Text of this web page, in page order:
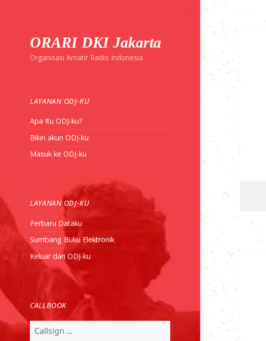
ORARI DKI Jakarta
Organisasi Amatir Radio Indonesia
LAYANAN ODJ-KU
Apa Itu ODJ-ku?
Bikin akun ODJ-ku
Masuk ke ODJ-ku
LAYANAN ODJ-KU
Perbaru Dataku
Sumbang Buku Elektronik
Keluar dari ODJ-ku
CALLBOOK